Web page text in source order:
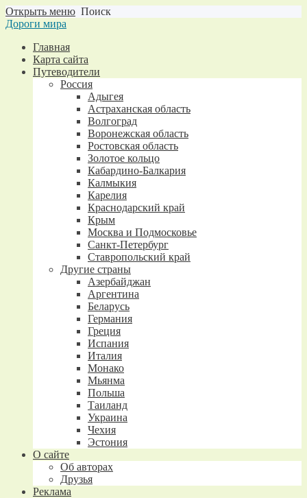
Открыть меню Поиск
Дороги мира
Главная
Карта сайта
Путеводители
Россия
Адыгея
Астраханская область
Волгоград
Воронежская область
Ростовская область
Золотое кольцо
Кабардино-Балкария
Калмыкия
Карелия
Краснодарский край
Крым
Москва и Подмосковье
Санкт-Петербург
Ставропольский край
Другие страны
Азербайджан
Аргентина
Беларусь
Германия
Греция
Испания
Италия
Монако
Мьянма
Польша
Таиланд
Украина
Чехия
Эстония
О сайте
Об авторах
Друзья
Реклама